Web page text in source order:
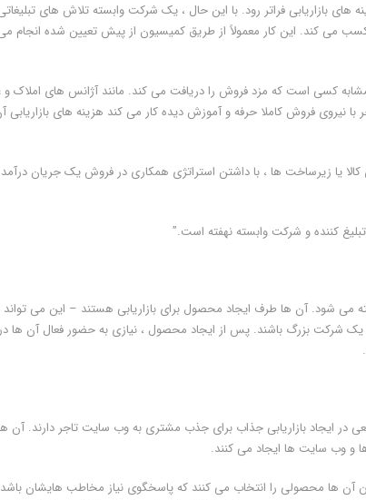
بازاریابی فراتر رود. با این حال ، یک شرکت وابسته تلاش های
می کند. این کار معمولاً از طریق کمیسیون از پیش تعیین شده انجام
مشابه کسی است که مزد فروش را دریافت می کند. مانند آژانس های املاک و
فروش کاملا حرفه و آموزش دیده کار می کند هزینه های بازاریابی
یا زیرساخت ها ، با داشتن استراتژی همکاری در فروش یک جریان درآمد
کننده و شرکت وابسته نهفته است.”
می شود. آن ها طرف ایجاد محصول برای بازاریابی هستند – این می
شرکت بزرگ باشند. پس از ایجاد محصول ، نیازی به حضور فعال آن ها
در ایجاد بازاریابی جذاب برای جذب مشتری به وب سایت تاجر دارند. آن
و وب سایت ها ایجاد می کنند.
آن ها محصولی را انتخاب می کنند که پاسخگوی نیاز مخاطب هایشان